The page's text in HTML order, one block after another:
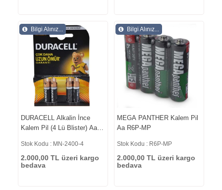
Bilgi Alınız...
DURACELL Alkalin İnce
Kalem Pil (4 Lü Blister) Aaa
Stok Kodu : MN-2400-4
2.000,00 TL üzeri kargo
bedava
Bilgi Alınız...
MEGA PANTHER Kalem Pil
Aa R6P-MP
Stok Kodu : R6P-MP
2.000,00 TL üzeri kargo
bedava